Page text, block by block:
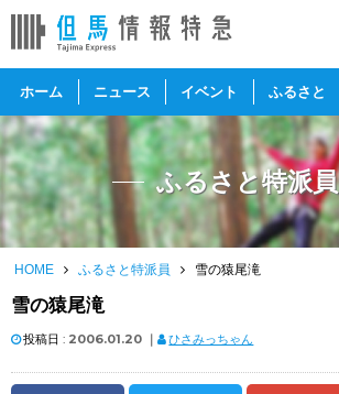
ホーム ニュース イベント ふるさと
ふるさと特派員
HOME ふるさと特派員 雪の猿尾滝
雪の猿尾滝
投稿日 : 2006.01.20 ｜ ひさみっちゃん